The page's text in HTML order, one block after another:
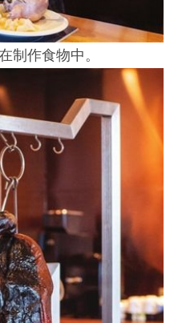
制作食物中。